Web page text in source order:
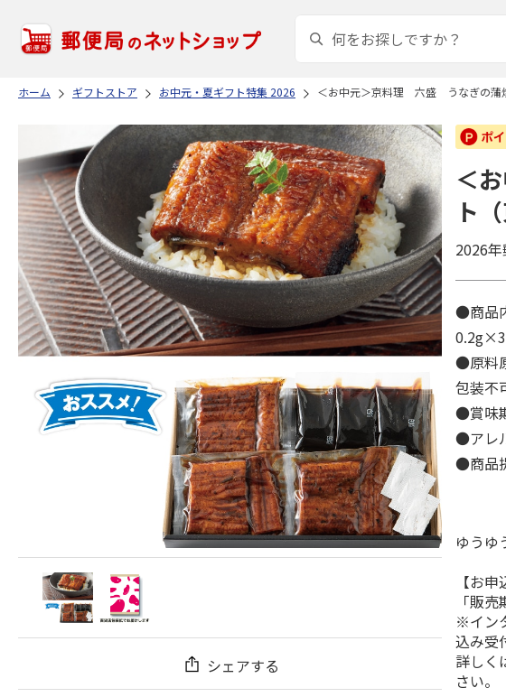
ホーム ギフトストア お中元・夏ギフト特集 2026 ＜お中元＞京料理 六盛 うなぎの蒲
シェアする
＜
ト
2026
●商品
●原料
包装
●賞味
●アレ
●商品
ゆう
【お申
「販
※イン
込み受
詳しく
さい。